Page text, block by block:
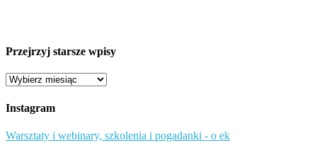
Przejrzyj starsze wpisy
Przejrzyj
wpisy
Instagram
Warsztaty i webinary, szkolenia i pogadanki - o ek